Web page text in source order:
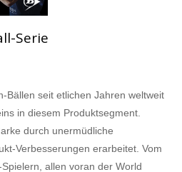
Serie
Bällen seit etlichen Jahren weltweit
in diesem Produktsegment.
durch unermüdliche
Verbesserungen erarbeitet. Vom
allen voran der World